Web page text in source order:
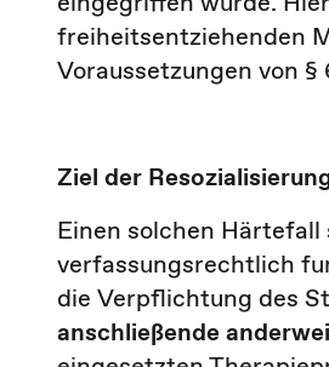
freiheitsentziehenden
Voraussetzungen von
Ziel der
Einen solchen
verfassungsrechtlich
die Verpflichtung des
anschließende